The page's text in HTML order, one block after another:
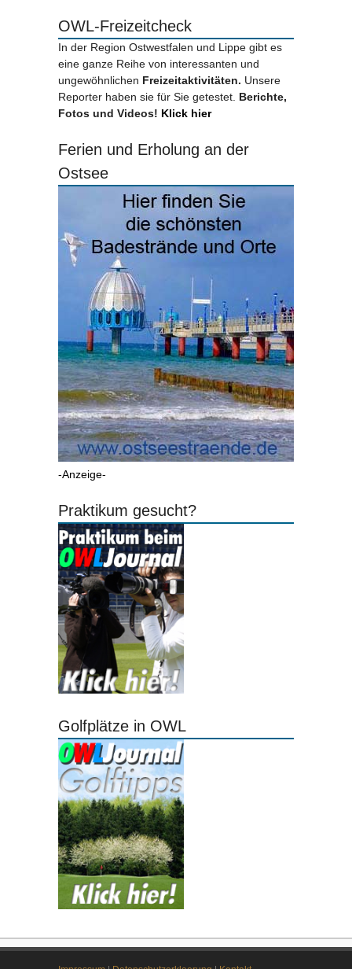
OWL-Freizeitcheck
In der Region Ostwestfalen und Lippe gibt es
eine ganze Reihe von interessanten und
ungewöhnlichen Freizeitaktivitäten. Unsere
Reporter haben sie für Sie getestet. Berichte,
Fotos und Videos! Klick hier
Ferien und Erholung an der
Ostsee
-Anzeige-
Praktikum gesucht?
Golfplätze in OWL